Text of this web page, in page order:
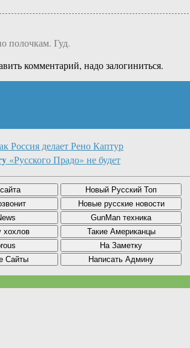
полочкам. Гуд.
комментарий, надо залогиниться.
Россия делает Рено Каптур
«Русского Прадо» не будет